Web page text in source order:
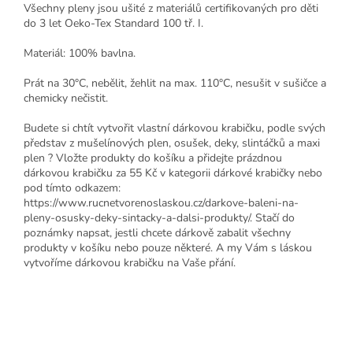
Všechny pleny jsou ušité z materiálů certifikovaných pro děti
do 3 let Oeko-Tex Standard 100 tř. I.
Materiál: 100% bavlna.
Prát na 30°C, nebělit, žehlit na max. 110°C, nesušit v sušičce a
chemicky nečistit.
Budete si chtít vytvořit vlastní dárkovou krabičku, podle svých
představ z mušelínových plen, osušek, deky, slintáčků a maxi
plen ? Vložte produkty do košíku a přidejte prázdnou
dárkovou krabičku za 55 Kč v kategorii dárkové krabičky nebo
pod tímto odkazem:
https://www.rucnetvorenoslaskou.cz/darkove-baleni-na-
pleny-osusky-deky-sintacky-a-dalsi-produkty/. Stačí do
poznámky napsat, jestli chcete dárkově zabalit všechny
produkty v košíku nebo pouze některé. A my Vám s láskou
vytvoříme dárkovou krabičku na Vaše přání.